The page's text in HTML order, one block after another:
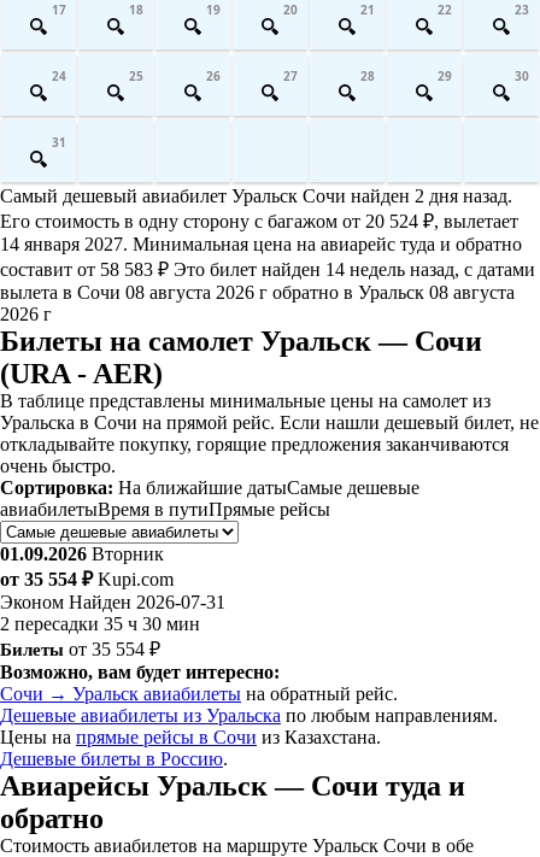
17 18 19 20 21 22 23
24 25 26 27 28 29 30
31
Самый дешевый авиабилет Уральск Сочи найден 2 дня назад.
Его стоимость в одну сторону с багажом от 20 524 ₽, вылетает
14 января 2027. Минимальная цена на авиарейс туда и обратно
составит от 58 583 ₽ Это билет найден 14 недель назад, с датами
вылета в Сочи 08 августа 2026 г обратно в Уральск 08 августа
2026 г
Билеты на самолет Уральск — Сочи
(URA - AER)
В таблице представлены минимальные цены на самолет из
Уральска в Сочи на прямой рейс. Если нашли дешевый билет, не
откладывайте покупку, горящие предложения заканчиваются
очень быстро.
Сортировка: На ближайшие датыСамые дешевые
авиабилетыВремя в путиПрямые рейсы
01.09.2026 Вторник
от 35 554 ₽ Kupi.com
Эконом Найден 2026-07-31
2 пересадки 35 ч 30 мин
Билеты от 35 554 ₽
Возможно, вам будет интересно:
Сочи → Уральск авиабилеты на обратный рейс.
Дешевые авиабилеты из Уральска по любым направлениям.
Цены на прямые рейсы в Сочи из Казахстана.
Дешевые билеты в Россию.
Авиарейсы Уральск — Сочи туда и
обратно
Стоимость авиабилетов на маршруте Уральск Сочи в обе